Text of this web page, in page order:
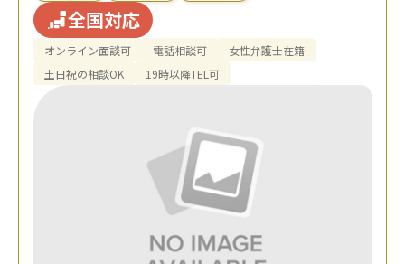
全国対応
オンライン面談可 電話相談可
女性弁護士在籍
土日祝の相談OK
19時以降TEL可